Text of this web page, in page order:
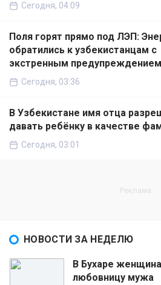
Сегодня, 04:09
Поля горят прямо под ЛЭП:
обратились к узбекистанцам с
экстренным предупреждением
Сегодня, 03:36
В Узбекистане имя отца
давать ребёнку в качестве
Сегодня, 03:01
НОВОСТИ ЗА НЕДЕЛЮ
В Бухаре
любовницу мужа